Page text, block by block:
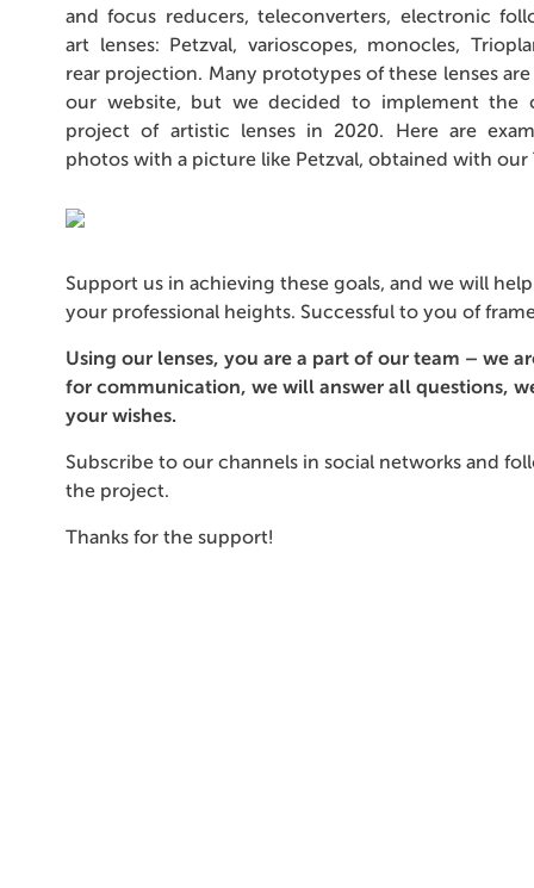
and focus reducers, teleconverters, electronic
art lenses: Petzval, varioscopes, monocles,
rear projection. Many prototypes of these lenses
our website, but we decided to implement the
project of artistic lenses in 2020. Here are
photos with a picture like Petzval, obtained with our
Support us in achieving these goals, and we will
your professional heights. Successful to you of
Using our lenses, you are a part of our team – we
for communication, we will answer all questions,
your wishes.
Subscribe to our channels in social networks and
the project.
Thanks for the support!